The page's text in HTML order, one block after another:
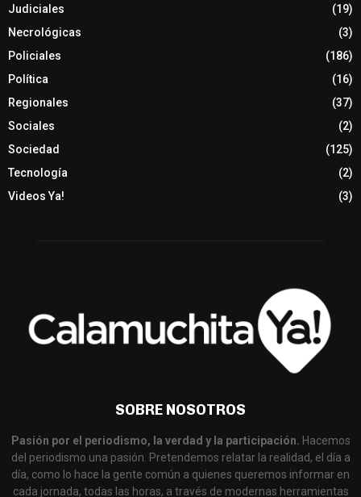
Judiciales
(19)
Necrológicas
(3)
Policiales
(186)
Política
(16)
Regionales
(37)
Sociales
(2)
Sociedad
(125)
Tecnología
(2)
Videos Ya!
(3)
SOBRE NOSOTROS
Pasión por el periodismo, la verdad y la participación. Hacemos
del periodismo una pasión. Pretendemos relatar la realidad, el día a
día, como lo hace la gente común a quienes queremos informar en
cada jornada, todas las horas, a través de modernas herramientas